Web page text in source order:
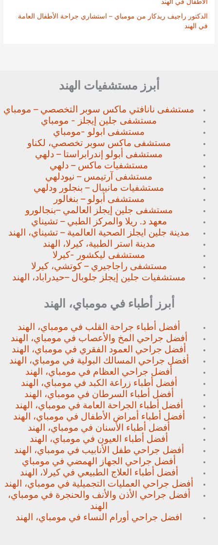
الدكتور راجيف ريدكار من مومباي – استشاري جراحة الأطفال العامة
في الهند
أبرز مستشفيات الهند
مستشفى نانافتي ماكس سوبر التخصصي – مومباي
مستشفى جلين إيجلز - مومباي
مستشفى ابولو -مومباي
مستشفى ماكس سوبر تخصصي، لكناو
مستشفى أبولو إندرابراستا – دلهي
مستشفيات ماكس – دلهي
مستشفى آرتيمس – نيودلهي
مستشفيات مانيبال – بنجلور ودلهي
مستشفى أبولو – بنغالور
مستشفى جلين إيجلز العالمي –بنجالورو
معهد د. ريلا والمركز الطبي – تشيناي
مدينة جلين ايجلز الصحية العالمية – تشيناي، الهند
مدينة استر الطبية، كيرلا، الهند
مستشفى ليكشور -كيرلا
مستشفى راجاجيري – كوتشي، كيرلا
مستشفيات جلين إيجلز جلوبال –حيدراباد، الهند
أبرز أطباء في مومباي، الهند
أفضل أطباء جراحة القلب في مومباي، الهند
أفضل جراحي المخ والأعصاب في مومباي، الهند
أفضل جراحي العمود الفقري في مومباي، الهند
أفضل جراحي المسالك البولية في مومباي، الهند
أفضل جراحي العظام في مومباي، الهند
أفضل أطباء زراعة الكبد في مومباي، الهند
أفضل أطباء السرطان في مومباي، الهند
أفضل أطباء الجراحة العامة في مومباي، الهند
أفضل أطباء أمراض الأطفال في مومباي، الهند
أفضل أطباء الأسنان في مومباي، الهند
أفضل أطباء العيون في مومباي، الهند
أفضل جراحي طفل الأنابيب في مومباي، الهند
أفضل جراحي الجهاز الهمضي في مومباي
أفضل أطباء العلاج الطبيعي في كيرلا، الهند
أفضل جراحي العمليات التجميلية في مومباي، الهند
أفضل جراحي الأذن والأنف والحنجرة في مومباي،
الهند
افضل جراحي أورام النساء في مومباي، الهند